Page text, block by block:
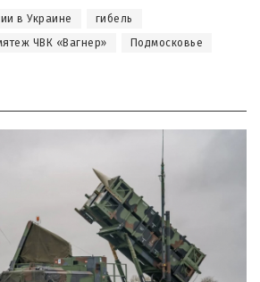
в Украине
гибель
ЧВК «Вагнер» Подмосковье